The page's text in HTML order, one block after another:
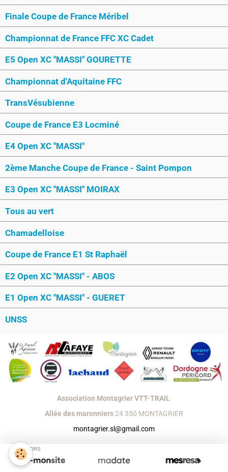
Finale Coupe de France Méribel
Championnat de France FFC XC Cadet
E5 Open XC "MASSI" GOURETTE
Championnat d'Aquitaine FFC
TransVésubienne
Coupe de France E3 Locminé
E4 Open XC "MASSI"
2ème Manche Coupe de France - Saint Pompon
E3 Open XC "MASSI" MOIRAX
Tous au vert
Chamadelloise
Coupe de France E1 St Raphaël
E2 Open XC "MASSI" - ABOS
E1 Open XC "MASSI" - GUERET
UNSS
Association Montagrier VTT-TRAIL
Allée des maronniers24 350 MONTAGRIER
montagrier.sl@gmail.com
SPONSORS